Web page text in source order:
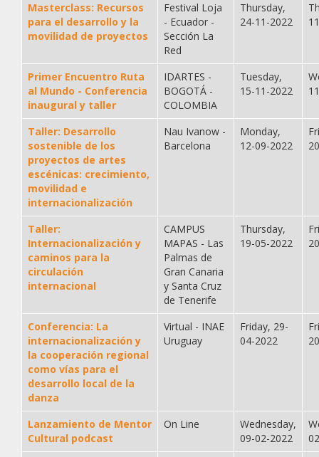
Masterclass: Recursos
para el desarrollo y la
movilidad de proyectos
Festival Loja
- Ecuador -
Sección La
Red
Thursday,
24-11-2022
Primer Encuentro Ruta
al Mundo - Conferencia
inaugural y taller
IDARTES -
BOGOTÁ -
COLOMBIA
Tuesday,
15-11-2022
Taller: Desarrollo
sostenible de los
proyectos de artes
escénicas: crecimiento,
movilidad e
internacionalización
Nau Ivanow -
Barcelona
Monday,
12-09-2022
Taller:
Internacionalización y
caminos para la
circulación
internacional
CAMPUS
MAPAS - Las
Palmas de
Gran Canaria
y Santa Cruz
de Tenerife
Thursday,
19-05-2022
Conferencia: La
internacionalización y
la cooperación regional
como vías para el
desarrollo local de la
danza
Virtual - INAE
Uruguay
Friday, 29-
04-2022
Lanzamiento de Mentor
Cultural podcast
On Line
Wednesday,
09-02-2022